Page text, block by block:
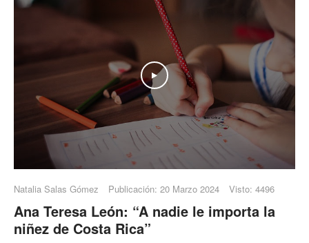
Play
Natalia Salas Gómez Publicación: 20 Marzo 2024 Visto: 4496
Ana Teresa León: “A nadie le importa la
niñez de Costa Rica”